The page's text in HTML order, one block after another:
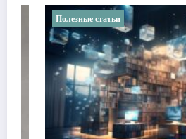
Полезные статьи